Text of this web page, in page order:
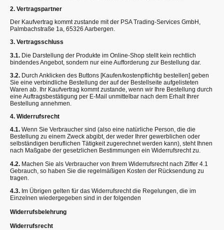
2. Vertragspartner
Der Kaufvertrag kommt zustande mit der PSA Trading-Services GmbH,
Palmbachstraße 1a, 65326 Aarbergen.
3. Vertragsschluss
3.1. Die Darstellung der Produkte im Online-Shop stellt kein rechtlich
bindendes Angebot, sondern nur eine Aufforderung zur Bestellung dar.
3.2. Durch Anklicken des Buttons [Kaufen/kostenpflichtig bestellen] geben
Sie eine verbindliche Bestellung der auf der Bestellseite aufgelisteten
Waren ab. Ihr Kaufvertrag kommt zustande, wenn wir Ihre Bestellung durch
eine Auftragsbestätigung per E-Mail unmittelbar nach dem Erhalt Ihrer
Bestellung annehmen.
4. Widerrufsrecht
4.1. Wenn Sie Verbraucher sind (also eine natürliche Person, die die
Bestellung zu einem Zweck abgibt, der weder Ihrer gewerblichen oder
selbständigen beruflichen Tätigkeit zugerechnet werden kann), steht Ihnen
nach Maßgabe der gesetzlichen Bestimmungen ein Widerrufsrecht zu.
4.2. Machen Sie als Verbraucher von Ihrem Widerrufsrecht nach Ziffer 4.1
Gebrauch, so haben Sie die regelmäßigen Kosten der Rücksendung zu
tragen.
4.3. Im Übrigen gelten für das Widerrufsrecht die Regelungen, die im
Einzelnen wiedergegeben sind in der folgenden
Widerrufsbelehrung
Widerrufsrecht